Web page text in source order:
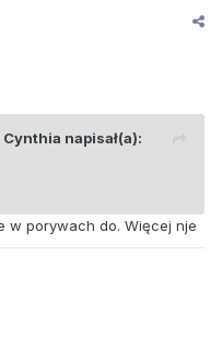
Cynthia napisał(a):
w porywach do. Więcej nje